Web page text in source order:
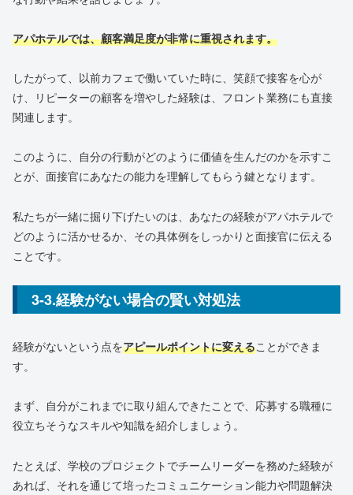
アパホテルでは、顧客満足度が非常に重視されます。
したがって、以前カフェで働いていた時に、笑顔で接客を心が
け、リピーターの顧客を増やした経験は、フロント業務にも直接
関連します。
このように、自分の行動がどのように価値を生んだのかを示すこ
とが、面接官にあなたの能力を理解してもらう鍵となります。
私たちが一緒に掘り下げたいのは、あなたの経験がアパホテルで
どのように活かせるか、その具体例をしっかりと面接官に伝える
ことです。
3-3.経験がない場合の賢い対処法
経験がないという点をアピールポイントに変えることができま
す。
まず、自分がこれまでに取り組んできたことで、応募する職種に
役立ちそうなスキルや知識を紹介しましょう。
たとえば、学校のプロジェクトでチームリーダーを務めた経験が
あれば、それを通じて培ったコミュニケーション能力や問題解決